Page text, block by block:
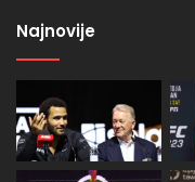
Najnovije